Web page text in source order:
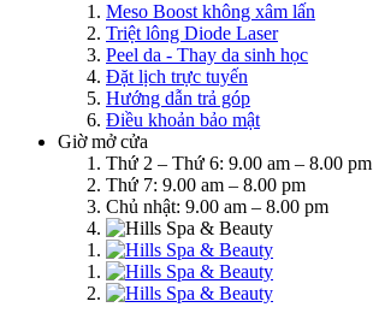
Meso Boost không xâm lấn
Triệt lông Diode Laser
Peel da - Thay da sinh học
Đặt lịch trực tuyến
Hướng dẫn trả góp
Điều khoản bảo mật
Giờ mở cửa
Thứ 2 – Thứ 6: 9.00 am – 8.00 pm
Thứ 7: 9.00 am – 8.00 pm
Chủ nhật: 9.00 am – 8.00 pm